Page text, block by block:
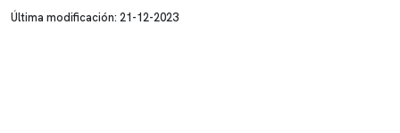
Última modificación: 21-12-2023